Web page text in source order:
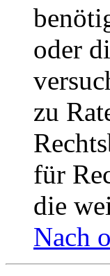
oder
zu
für
die
Nach